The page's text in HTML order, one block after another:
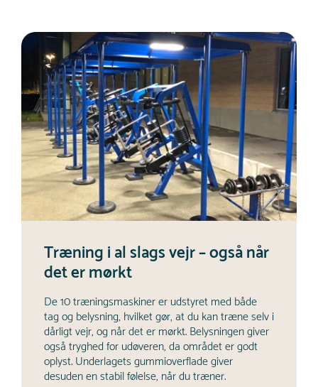
Træning i al slags vejr – også når
det er mørkt
De 10 træningsmaskiner er udstyret med både
tag og belysning, hvilket gør, at du kan træne selv i
dårligt vejr, og når det er mørkt. Belysningen giver
også tryghed for udøveren, da området er godt
oplyst. Underlagets gummioverflade giver
desuden en stabil følelse, når du træner.